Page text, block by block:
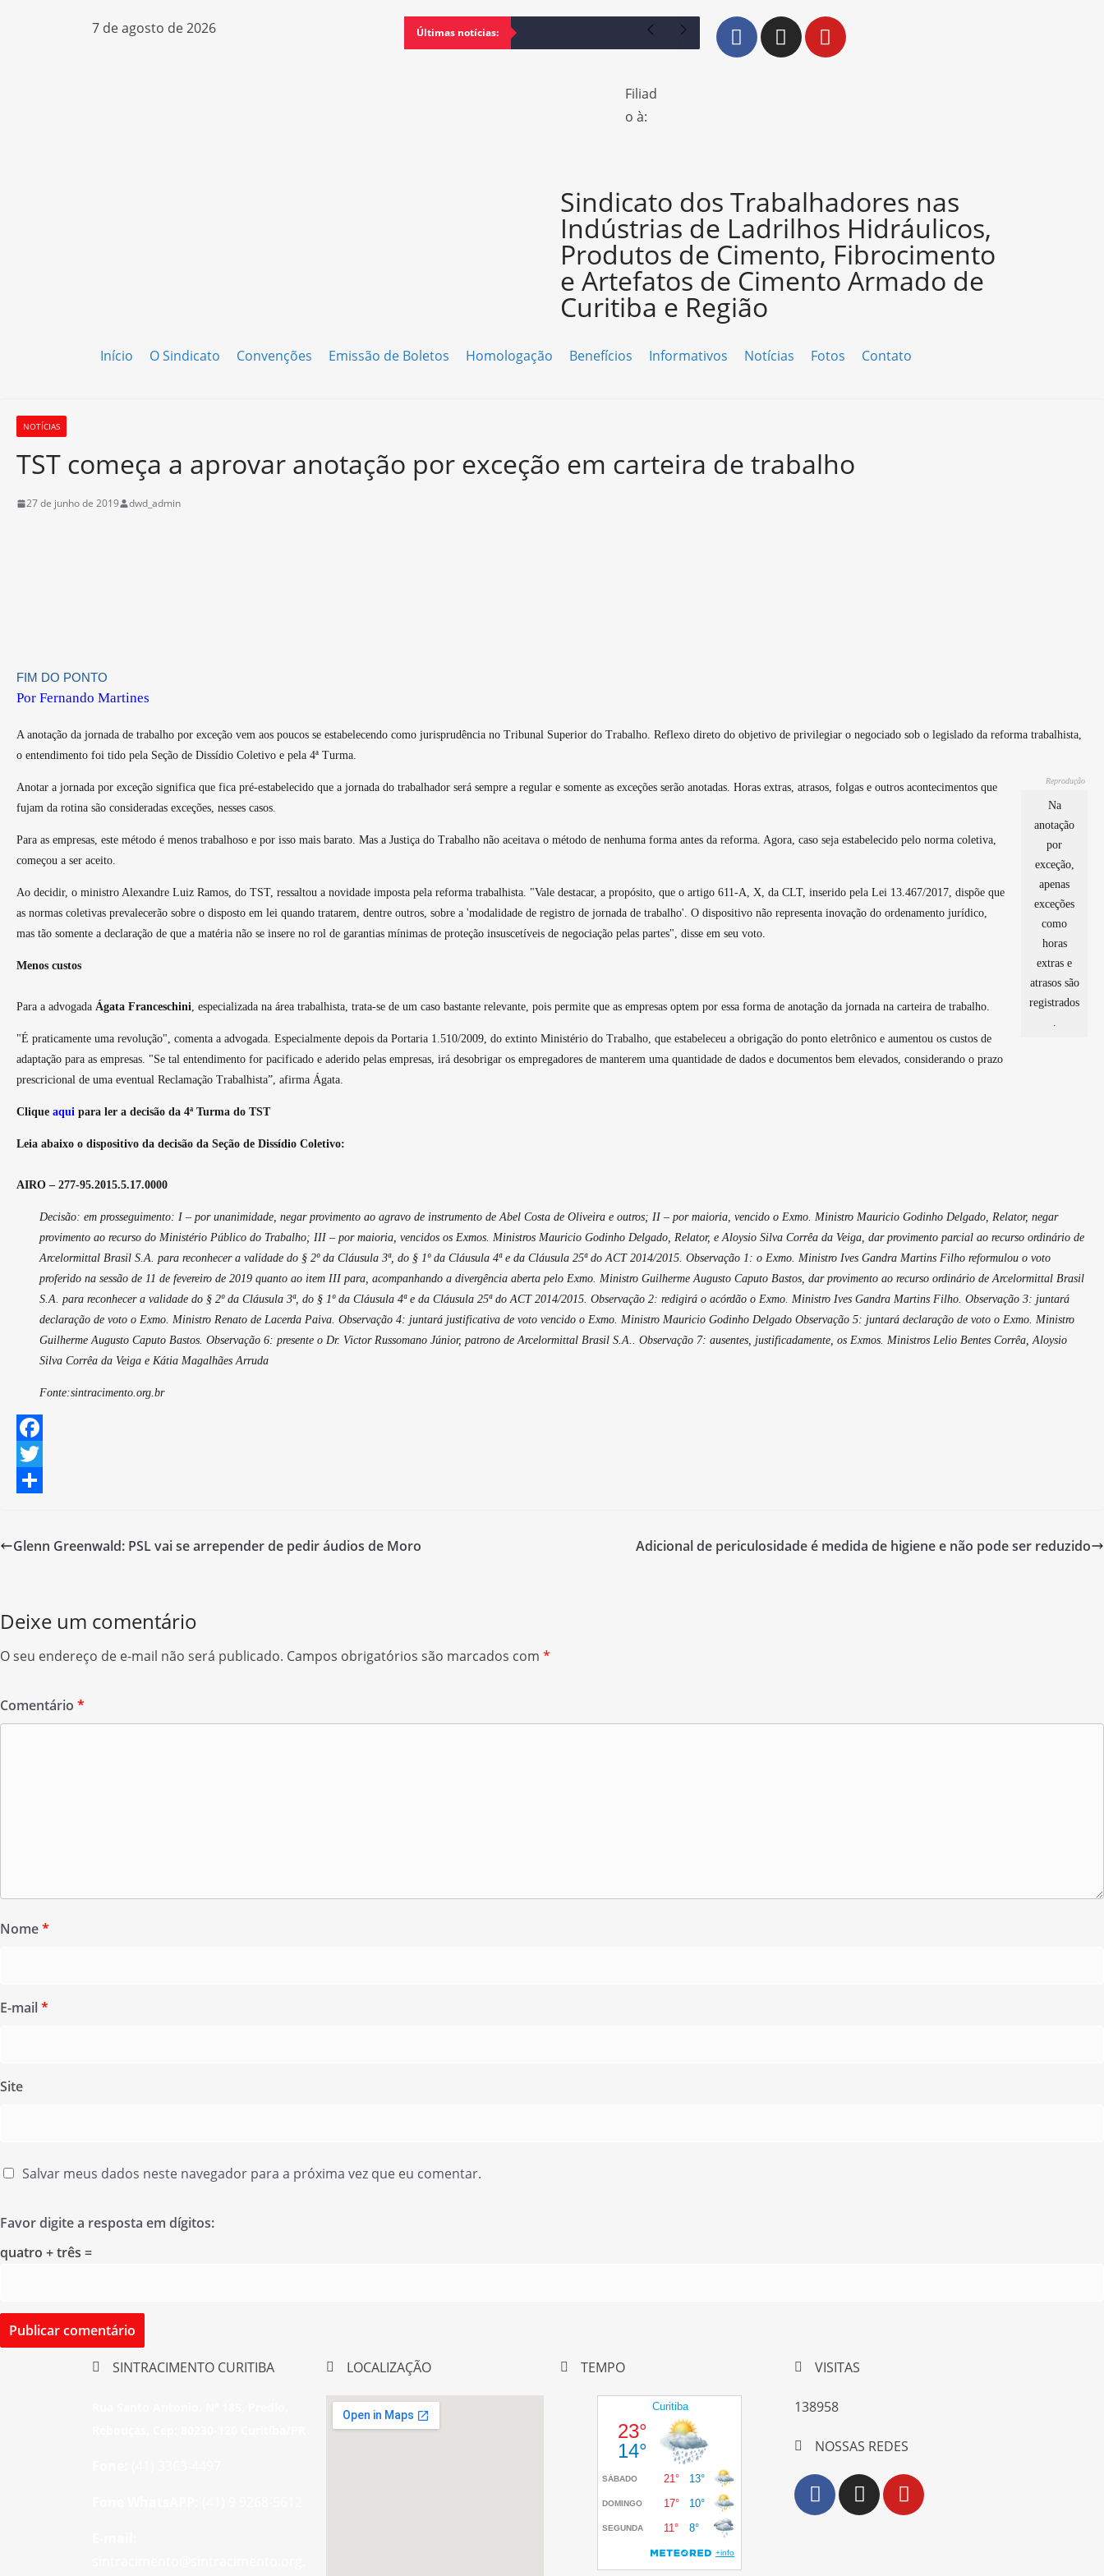
7 de agosto de 2026 Últimas notícias:
Filiad
o à:
Sindicato dos Trabalhadores nas
Indústrias de Ladrilhos Hidráulicos,
Produtos de Cimento, Fibrocimento
e Artefatos de Cimento Armado de
Curitiba e Região
Início O Sindicato Convenções Emissão de Boletos Homologação Benefícios Informativos Notícias Fotos Contato
NOTÍCIAS
TST começa a aprovar anotação por exceção em carteira de trabalho
27 de junho de 2019 dwd_admin
FIM DO PONTO
Por Fernando Martines
A anotação da jornada de trabalho por exceção vem aos poucos se estabelecendo como jurisprudência no Tribunal Superior do Trabalho. Reflexo direto do objetivo de privilegiar o negociado sob o legislado da reforma trabalhista,
o entendimento foi tido pela Seção de Dissídio Coletivo e pela 4ª Turma.
Na
anotação
por
exceção,
apenas
exceções
como
horas
extras e
atrasos são
registrados
Reprodução
Anotar a jornada por exceção significa que fica pré-estabelecido que a jornada do trabalhador será sempre a regular e somente as exceções serão anotadas. Horas extras, atrasos, folgas e outros acontecimentos que
fujam da rotina são consideradas exceções, nesses casos.
Para as empresas, este método é menos trabalhoso e por isso mais barato. Mas a Justiça do Trabalho não aceitava o método de nenhuma forma antes da reforma. Agora, caso seja estabelecido pelo norma coletiva,
começou a ser aceito.
Ao decidir, o ministro Alexandre Luiz Ramos, do TST, ressaltou a novidade imposta pela reforma trabalhista. "Vale destacar, a propósito, que o artigo 611-A, X, da CLT, inserido pela Lei 13.467/2017, dispõe que
as normas coletivas prevalecerão sobre o disposto em lei quando tratarem, dentre outros, sobre a 'modalidade de registro de jornada de trabalho'. O dispositivo não representa inovação do ordenamento jurídico,
mas tão somente a declaração de que a matéria não se insere no rol de garantias mínimas de proteção insuscetíveis de negociação pelas partes", disse em seu voto.
Menos custos
Para a advogada Ágata Franceschini , especializada na área trabalhista, trata-se de um caso bastante relevante, pois permite que as empresas optem por essa forma de anotação da jornada na carteira de trabalho.
"É praticamente uma revolução", comenta a advogada. Especialmente depois da Portaria 1.510/2009, do extinto Ministério do Trabalho, que estabeleceu a obrigação do ponto eletrônico e aumentou os custos de
adaptação para as empresas. "Se tal entendimento for pacificado e aderido pelas empresas, irá desobrigar os empregadores de manterem uma quantidade de dados e documentos bem elevados, considerando o prazo
prescricional de uma eventual Reclamação Trabalhista”, afirma Ágata.
Clique aqui para ler a decisão da 4ª Turma do TST
Leia abaixo o dispositivo da decisão da Seção de Dissídio Coletivo:
AIRO – 277-95.2015.5.17.0000
Decisão: em prosseguimento: I – por unanimidade, negar provimento ao agravo de instrumento de Abel Costa de Oliveira e outros; II – por maioria, vencido o Exmo. Ministro Mauricio Godinho Delgado, Relator, negar
provimento ao recurso do Ministério Público do Trabalho; III – por maioria, vencidos os Exmos. Ministros Mauricio Godinho Delgado, Relator, e Aloysio Silva Corrêa da Veiga, dar provimento parcial ao recurso ordinário de
Arcelormittal Brasil S.A. para reconhecer a validade do § 2º da Cláusula 3ª, do § 1º da Cláusula 4ª e da Cláusula 25ª do ACT 2014/2015. Observação 1: o Exmo. Ministro Ives Gandra Martins Filho reformulou o voto
proferido na sessão de 11 de fevereiro de 2019 quanto ao item III para, acompanhando a divergência aberta pelo Exmo. Ministro Guilherme Augusto Caputo Bastos, dar provimento ao recurso ordinário de Arcelormittal Brasil
S.A. para reconhecer a validade do § 2º da Cláusula 3ª, do § 1º da Cláusula 4ª e da Cláusula 25ª do ACT 2014/2015. Observação 2: redigirá o acórdão o Exmo. Ministro Ives Gandra Martins Filho. Observação 3: juntará
declaração de voto o Exmo. Ministro Renato de Lacerda Paiva. Observação 4: juntará justificativa de voto vencido o Exmo. Ministro Mauricio Godinho Delgado Observação 5: juntará declaração de voto o Exmo. Ministro
Guilherme Augusto Caputo Bastos. Observação 6: presente o Dr. Victor Russomano Júnior, patrono de Arcelormittal Brasil S.A.. Observação 7: ausentes, justificadamente, os Exmos. Ministros Lelio Bentes Corrêa, Aloysio
Silva Corrêa da Veiga e Kátia Magalhães Arruda
Fonte:sintracimento.org.br
F
aT
Glenn Greenwald: PSL vai se arrepender de pedir áudios de Moro Adicional de periculosidade é medida de higiene e não pode ser reduzido
Deixe um comentário
O seu endereço de e-mail não será publicado. Campos obrigatórios são marcados com *
Comentário *
Nome*
E-mail*
Site
Salvar meus dados neste navegador para a próxima vez que eu comentar.
Favor digite a resposta em dígitos:
quatro + três =
SINTRACIMENTO CURITIBA LOCALIZAÇÃO TEMPO VISITAS
138958
NOSSAS REDES